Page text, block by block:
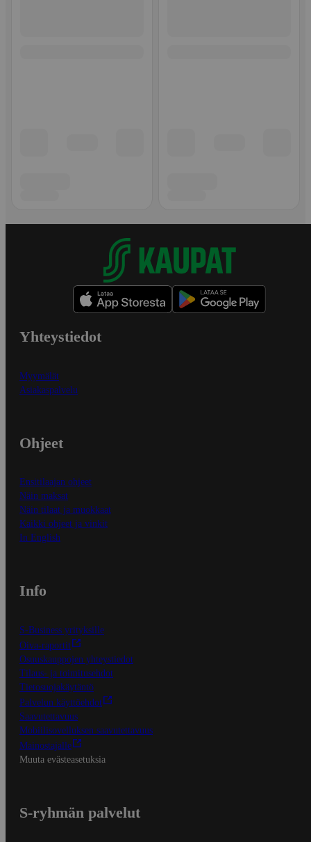
Yhteystiedot
Myymälät
Asiakaspalvelu
Ohjeet
Ensitilaajan ohjeet
Näin maksat
Näin tilaat ja muokkaat
Kaikki ohjeet ja vinkit
In English
Info
S-Business yrityksille
Oiva-raportit
Osuuskauppojen yhteystiedot
Tilaus- ja toimitusehdot
Tietosuojakäytäntö
Palvelun käyttöehdot
Saavutettavuus
Mobiilisovelluksen saavutettavuus
Mainostajalle
Muuta evästeasetuksia
S-ryhmän palvelut